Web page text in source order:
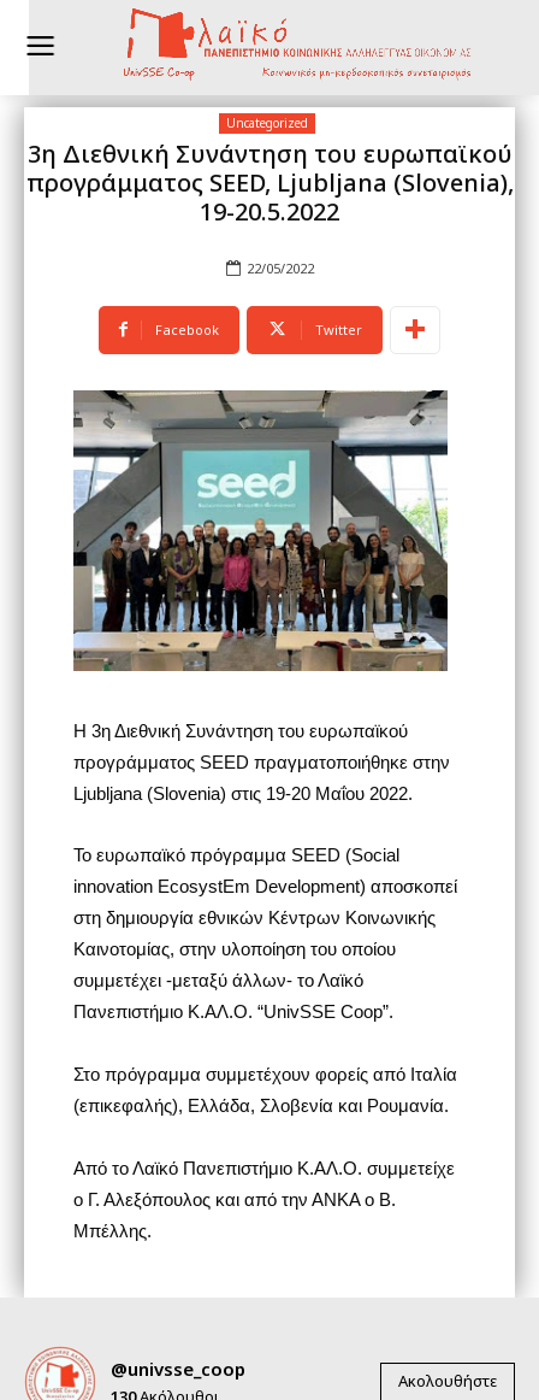
Uncategorized
3η Διεθνική Συνάντηση του ευρωπαϊκού
προγράμματος SEED, Ljubljana (Slovenia),
19-20.5.2022
22/05/2022
Facebook Twitter
Η 3η Διεθνική Συνάντηση του ευρωπαϊκού
προγράμματος SEED πραγματοποιήθηκε στην
Ljubljana (Slovenia) στις 19-20 Μαΐου 2022.
Το ευρωπαϊκό πρόγραμμα SEED (Social
innovation EcosystEm Development) αποσκοπεί
στη δημιουργία εθνικών Κέντρων Κοινωνικής
Καινοτομίας, στην υλοποίηση του οποίου
συμμετέχει -μεταξύ άλλων- το Λαϊκό
Πανεπιστήμιο Κ.ΑΛ.Ο. “UnivSSE Coop”.
Στο πρόγραμμα συμμετέχουν φορείς από Ιταλία
(επικεφαλής), Ελλάδα, Σλοβενία και Ρουμανία.
Από το Λαϊκό Πανεπιστήμιο Κ.ΑΛ.Ο. συμμετείχε
ο Γ. Αλεξόπουλος και από την ΑΝΚΑ ο Β.
Μπέλλης.
@univsse_coop
Ακολουθήστε